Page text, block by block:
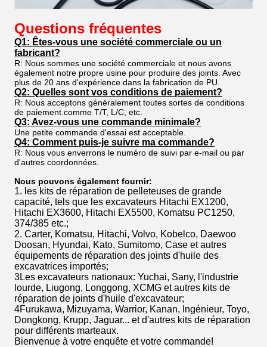
Questions fréquentes
Q1: Êtes-vous une société commerciale ou un
fabricant?
R: Nous sommes une société commerciale et nous avons
également notre propre usine pour produire des joints. Avec
plus de 20 ans d'expérience dans la fabrication de PU.
Q2: Quelles sont vos conditions de paiement?
R: Nous acceptons généralement toutes sortes de conditions
de paiement.comme T/T, L/C, etc.
Q3: Avez-vous une commande minimale?
Une petite commande d'essai est acceptable.
Q4: Comment puis-je suivre ma commande?
R: Nous vous enverrons le numéro de suivi par e-mail ou par
d'autres coordonnées.
Nous pouvons également fournir:
1. les kits de réparation de pelleteuses de grande
capacité, tels que les excavateurs Hitachi EX1200,
Hitachi EX3600, Hitachi EX5500, Komatsu PC1250,
374/385 etc.;
2. Carter, Komatsu, Hitachi, Volvo, Kobelco, Daewoo
Doosan, Hyundai, Kato, Sumitomo, Case et autres
équipements de réparation des joints d'huile des
excavatrices importés;
3Les excavateurs nationaux: Yuchai, Sany, l'industrie
lourde, Liugong, Longgong, XCMG et autres kits de
réparation de joints d'huile d'excavateur;
4Furukawa, Mizuyama, Warrior, Kanan, Ingénieur, Toyo,
Dongkong, Krupp, Jaguar... et d'autres kits de réparation
pour différents marteaux.
Bienvenue à votre enquête et votre commande!